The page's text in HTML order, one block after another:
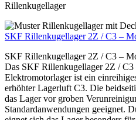
Rillenkugellager
SKF Rillenkugellager 2Z / C3 –
SKF Rillenkugellager 2Z / C3 –
Das SKF Rillenkugellager 2Z /
Elektromotorlager ist ein
erhöhter Lagerluft C3. Die
das Lager vor groben
Standardanwendungen geeignet.